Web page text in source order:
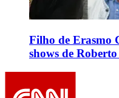
Filho de Erasmo
shows de